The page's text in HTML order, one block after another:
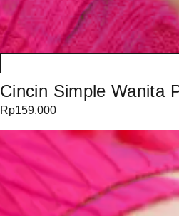
Cincin Simple Wanita
Rp159.000